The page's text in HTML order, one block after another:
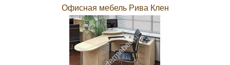
Офисная мебель Рива Клен